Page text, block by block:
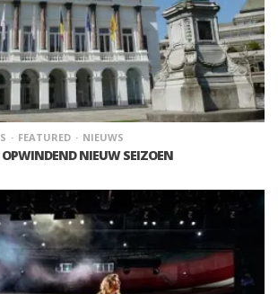
FEATURED NIEUWS
OPWINDEND NIEUW SEIZOEN